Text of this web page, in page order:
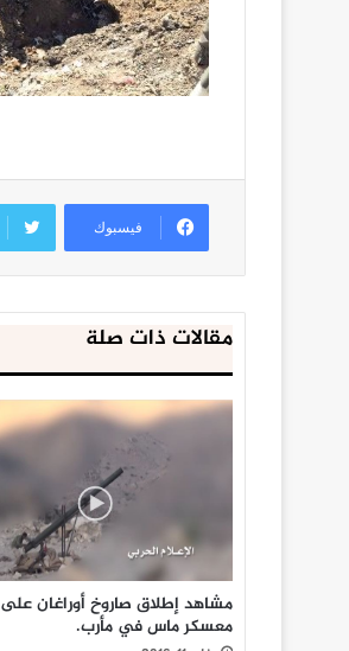
فيسبوك
مقالات ذات صلة
مشاهد إطلاق صاروخ أوراغان على
معسكر ماس في مأرب.